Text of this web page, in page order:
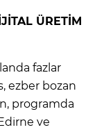
ÜRETİM
fazlar
ezber bozan
programda
ve